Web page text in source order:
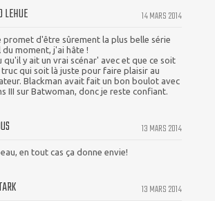
14 MARS 2014
LEHUE
promet d'être sûrement la plus belle série
du moment, j'ai hâte !
qu'il y ait un vrai scénar' avec et que ce soit
truc qui soit là juste pour faire plaisir au
Blackman avait fait un bon boulot avec
III sur Batwoman, donc je reste confiant.
13 MARS 2014
en tout cas ça donne envie!
13 MARS 2014